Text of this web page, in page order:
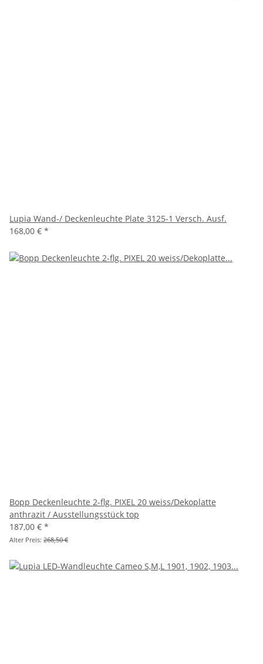
Lupia Wand-/ Deckenleuchte Plate 3125-1 Versch. Ausf.
168,00 € *
Bopp Deckenleuchte 2-flg. PIXEL 20 weiss/Dekoplatte
anthrazit / Ausstellungsstück top
187,00 € *
Alter Preis: 268,50 €